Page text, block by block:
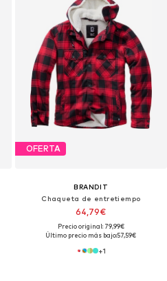
OFERTA
BRANDIT
Chaqueta de entretiempo
64,79€
Precio original: 79,99€
Último precio más bajo:57,59€
+1